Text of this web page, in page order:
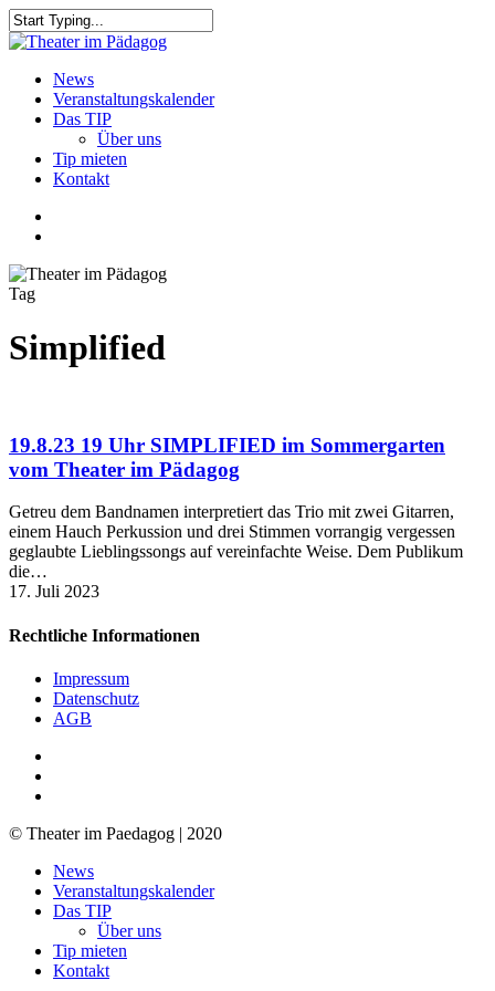
Skip
to
content
Close
search
Menu
News
Veranstaltungskalender
Das TIP
Über uns
Tip mieten
Kontakt
Tag
Simplified
19.8.23 19 Uhr SIMPLIFIED im Sommergarten
vom Theater im Pädagog
Getreu dem Bandnamen interpretiert das Trio mit zwei Gitarren,
einem Hauch Perkussion und drei Stimmen vorrangig vergessen
geglaubte Lieblingssongs auf vereinfachte Weise. Dem Publikum
die…
17. Juli 2023
Rechtliche Informationen
Impressum
Datenschutz
AGB
© Theater im Paedagog | 2020
Close
Menu
News
Veranstaltungskalender
Das TIP
Über uns
Tip mieten
Kontakt